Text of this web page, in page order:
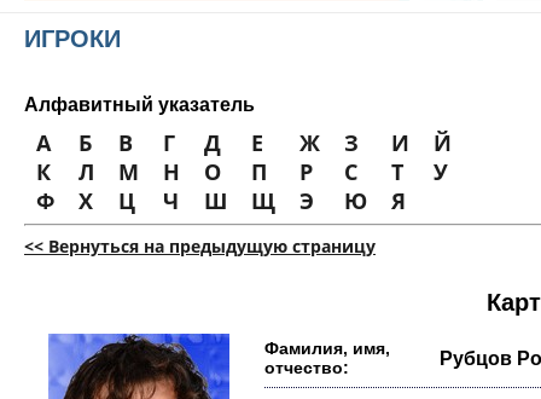
ИГРОКИ
Алфавитный указатель
А Б В Г Д Е Ж З И
Й
К
Л М Н О П Р С Т
У
Ф
Х Ц Ч Ш Щ Э Ю Я
<< Вернуться на предыдущую страницу
Фамилия, имя,
отчество:
Рубцов